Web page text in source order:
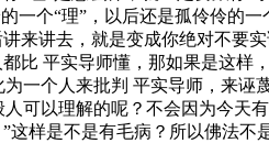
个“理”，以后还是孤伶伶的一
来讲去，就是变成你绝对不要
平实导师懂，那如果是这样
一个人来批判 平实导师，来诬
可以理解的呢？不会因为今天
这样是不是有毛病？所以佛法